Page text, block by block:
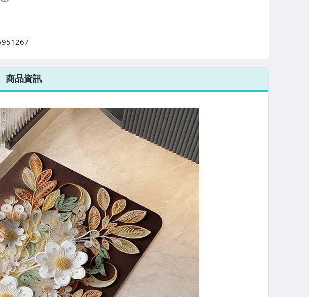
只要38元
，筆筆優惠無限次！
商品資訊